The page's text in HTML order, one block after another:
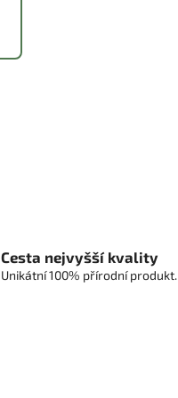
Cesta nejvyšší kvality
Unikátní 100% přírodní produkt.